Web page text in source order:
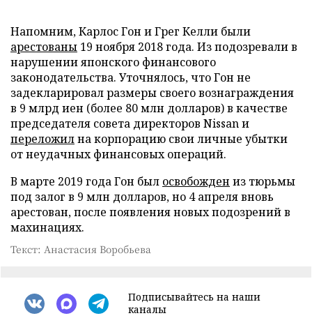
Напомним, Карлос Гон и Грег Келли были
арестованы 19 ноября 2018 года. Из подозревали в
нарушении японского финансового
законодательства. Уточнялось, что Гон не
задекларировал размеры своего вознаграждения
в 9 млрд иен (более 80 млн долларов) в качестве
председателя совета директоров Nissan и
переложилна корпорацию свои личные убытки
от неудачных финансовых операций.
В марте 2019 года Гон был освобожден из тюрьмы
под залог в 9 млн долларов, но 4 апреля вновь
арестован, после появления новых подозрений в
махинациях.
Текст: Анастасия Воробьева
Подписывайтесь на наши
каналы